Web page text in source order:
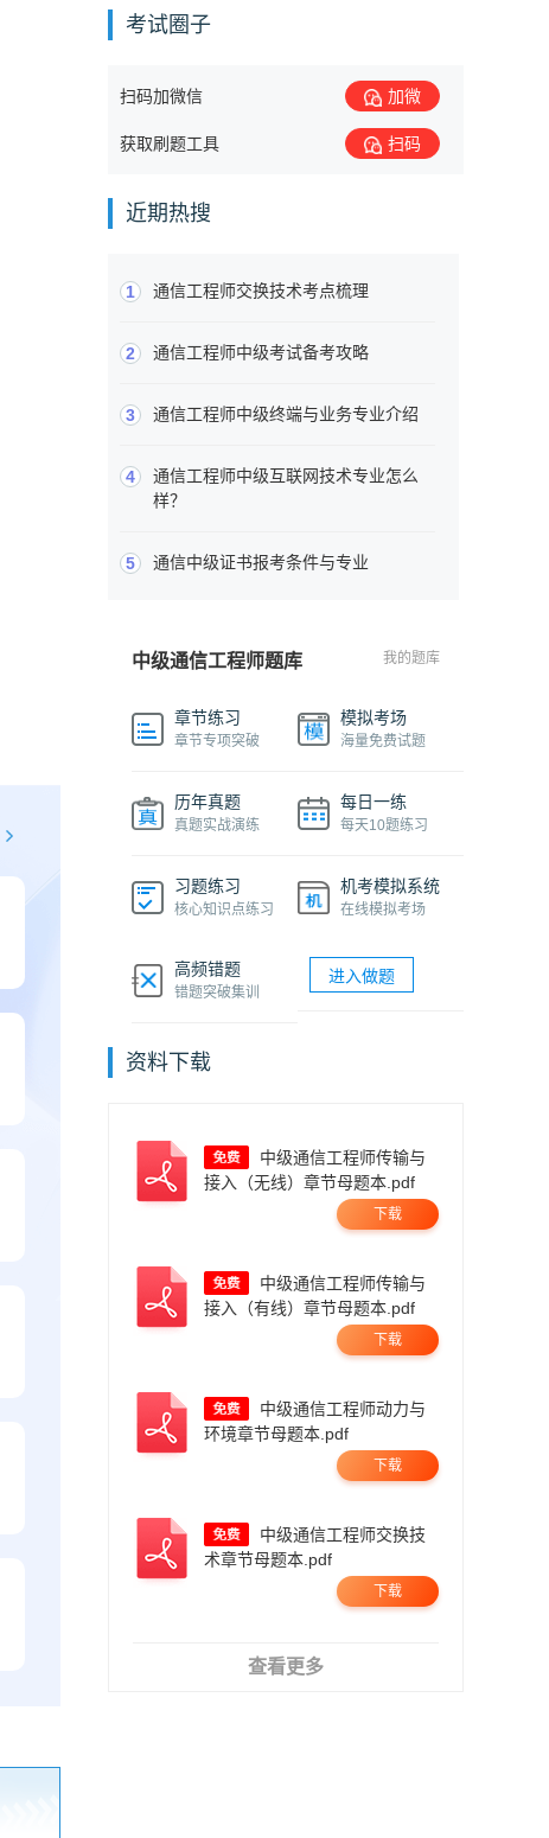
考试圈子
扫码加微信 加微
获取刷题工具 扫码
近期热搜
1 通信工程师交换技术考点梳理
2 通信工程师中级考试备考攻略
3 通信工程师中级终端与业务专业介绍
4
通信工程师中级互联网技术专业怎么
样？
5 通信中级证书报考条件与专业
中级通信工程师题库 我的题库
章节练习
章节专项突破
模拟考场
海量免费试题
历年真题
真题实战演练
每日一练
每天10题练习
习题练习
核心知识点练习
机考模拟系统
在线模拟考场
高频错题
错题突破集训
进入做题
资料下载
接入（无线）章节母题本.pdf
下载
接入（有线）章节母题本.pdf
下载
环境章节母题本.pdf
下载
术章节母题本.pdf
下载
查看更多